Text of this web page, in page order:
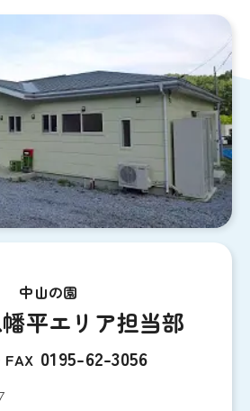
中山の園
平エリア担当部
FAX 0195-62-3056